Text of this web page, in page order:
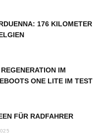
176 KILOMETER
IM
ONE LITE IM TEST
FÜR RADFAHRER